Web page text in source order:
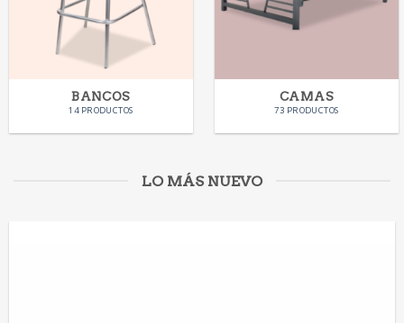
BANCOS
14 PRODUCTOS
CAMAS
73 PRODUCTOS
LO MÁS NUEVO